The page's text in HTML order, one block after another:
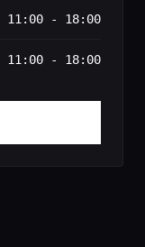
11:00 - 18:00
11:00 - 18:00